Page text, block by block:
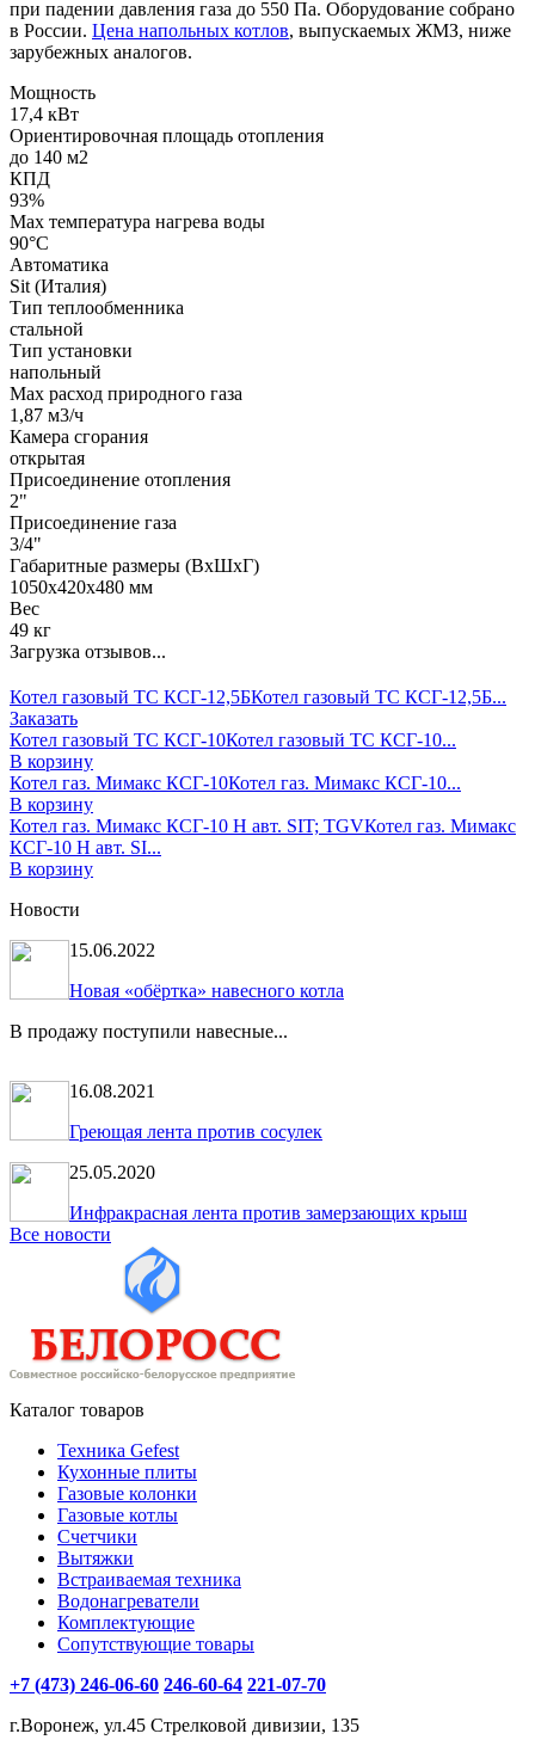
при падении давления газа до 550 Па. Оборудование собрано
в России. Цена напольных котлов, выпускаемых ЖМЗ, ниже
зарубежных аналогов.
Мощность
17,4 кВт
Ориентировочная площадь отопления
до 140 м2
КПД
93%
Max температура нагрева воды
90°С
Автоматика
Sit (Италия)
Тип теплообменника
стальной
Тип установки
напольный
Max расход природного газа
1,87 м3/ч
Камера сгорания
открытая
Присоединение отопления
2"
Присоединение газа
3/4"
Габаритные размеры (ВхШхГ)
1050x420x480 мм
Вес
49 кг
Загрузка отзывов...
Котел газовый ТС КСГ-12,5БКотел газовый ТС КСГ-12,5Б...
Заказать
Котел газовый ТС КСГ-10Котел газовый ТС КСГ-10...
В корзину
Котел газ. Мимакс КСГ-10Котел газ. Мимакс КСГ-10...
В корзину
Котел газ. Мимакс КСГ-10 Н авт. SIT; TGVКотел газ. Мимакс
КСГ-10 Н авт. SI...
В корзину
Новости
15.06.2022
Новая «обёртка» навесного котла
В продажу поступили навесные...
16.08.2021
Греющая лента против сосулек
25.05.2020
Инфракрасная лента против замерзающих крыш
Все новости
Каталог товаров
Техника Gefest
Кухонные плиты
Газовые колонки
Газовые котлы
Счетчики
Вытяжки
Встраиваемая техника
Водонагреватели
Комплектующие
Сопутствующие товары
+7 (473) 246-06-60 246-60-64 221-07-70
г.Воронеж, ул.45 Стрелковой дивизии, 135